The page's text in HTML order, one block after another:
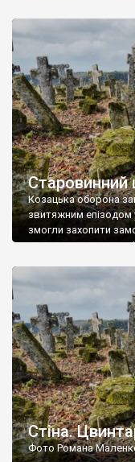
Старовинний
Козацька оборона
звитяжним епізодом
змогли захопити
поховали на
ньому чимало
Стіна.
Фото Романа